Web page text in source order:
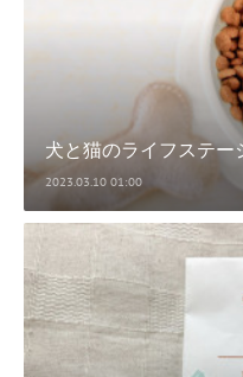
犬と猫のライフステ
2023.03.10 01:00